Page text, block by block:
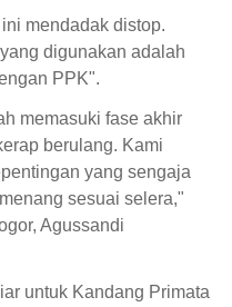
mendadak distop.
digunakan adalah
PPK".
memasuki fase akhir
berulang. Kami
yang sengaja
sesuai selera,"
Agussandi
untuk Kandang Primata